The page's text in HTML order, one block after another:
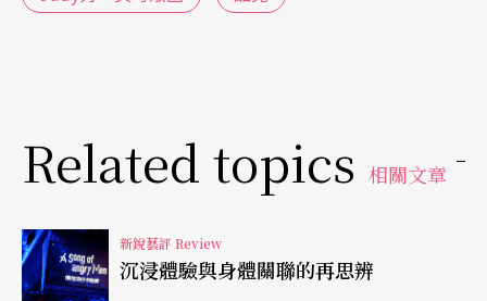
​另外，雖然《Judy秀》試圖以草根的角度去看待資
國際藝術節的脈絡，也無可避免地揭露了它仍是一
齣來自世界中心的表演作品的事實。而這也意味
Related topics 相關文章
新銳藝評 Review
沉浸體驗與身體關聯的再思辨